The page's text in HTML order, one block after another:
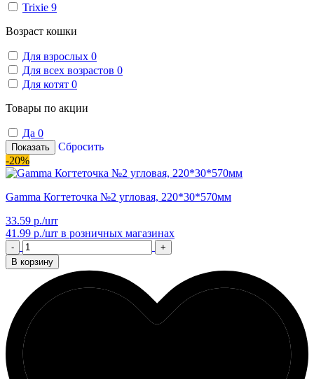
Trixie 9
Возраст кошки
Для взрослых 0
Для всех возрастов 0
Для котят 0
Товары по акции
Да 0
Показать
Сбросить
-20%
Gamma Когтеточка №2 угловая, 220*30*570мм
33.59 р./шт
41.99 р./шт в розничных магазинах
-
+
В корзину